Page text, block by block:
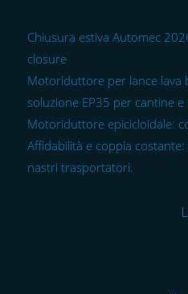
Chiusura estiva Automec
closure
Motoriduttore per lance lava
soluzione EP35 per cantine e
Motoriduttore epicicloidale:
Affidabilità e coppia
nastri trasportatori.